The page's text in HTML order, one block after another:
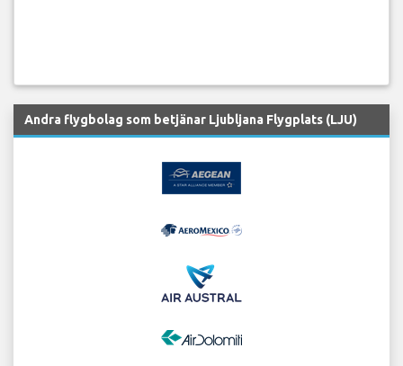
Andra flygbolag som betjänar Ljubljana Flygplats (LJU)